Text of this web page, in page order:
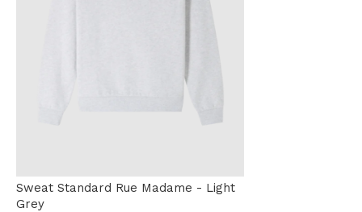
Sweat Standard Rue Madame - Light
Grey